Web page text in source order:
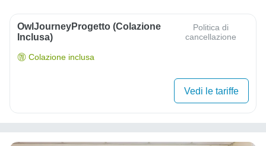
OwlJourneyProgetto (colazione
Inclusa)
Politica di
cancellazione
Colazione inclusa
Vedi le tariffe